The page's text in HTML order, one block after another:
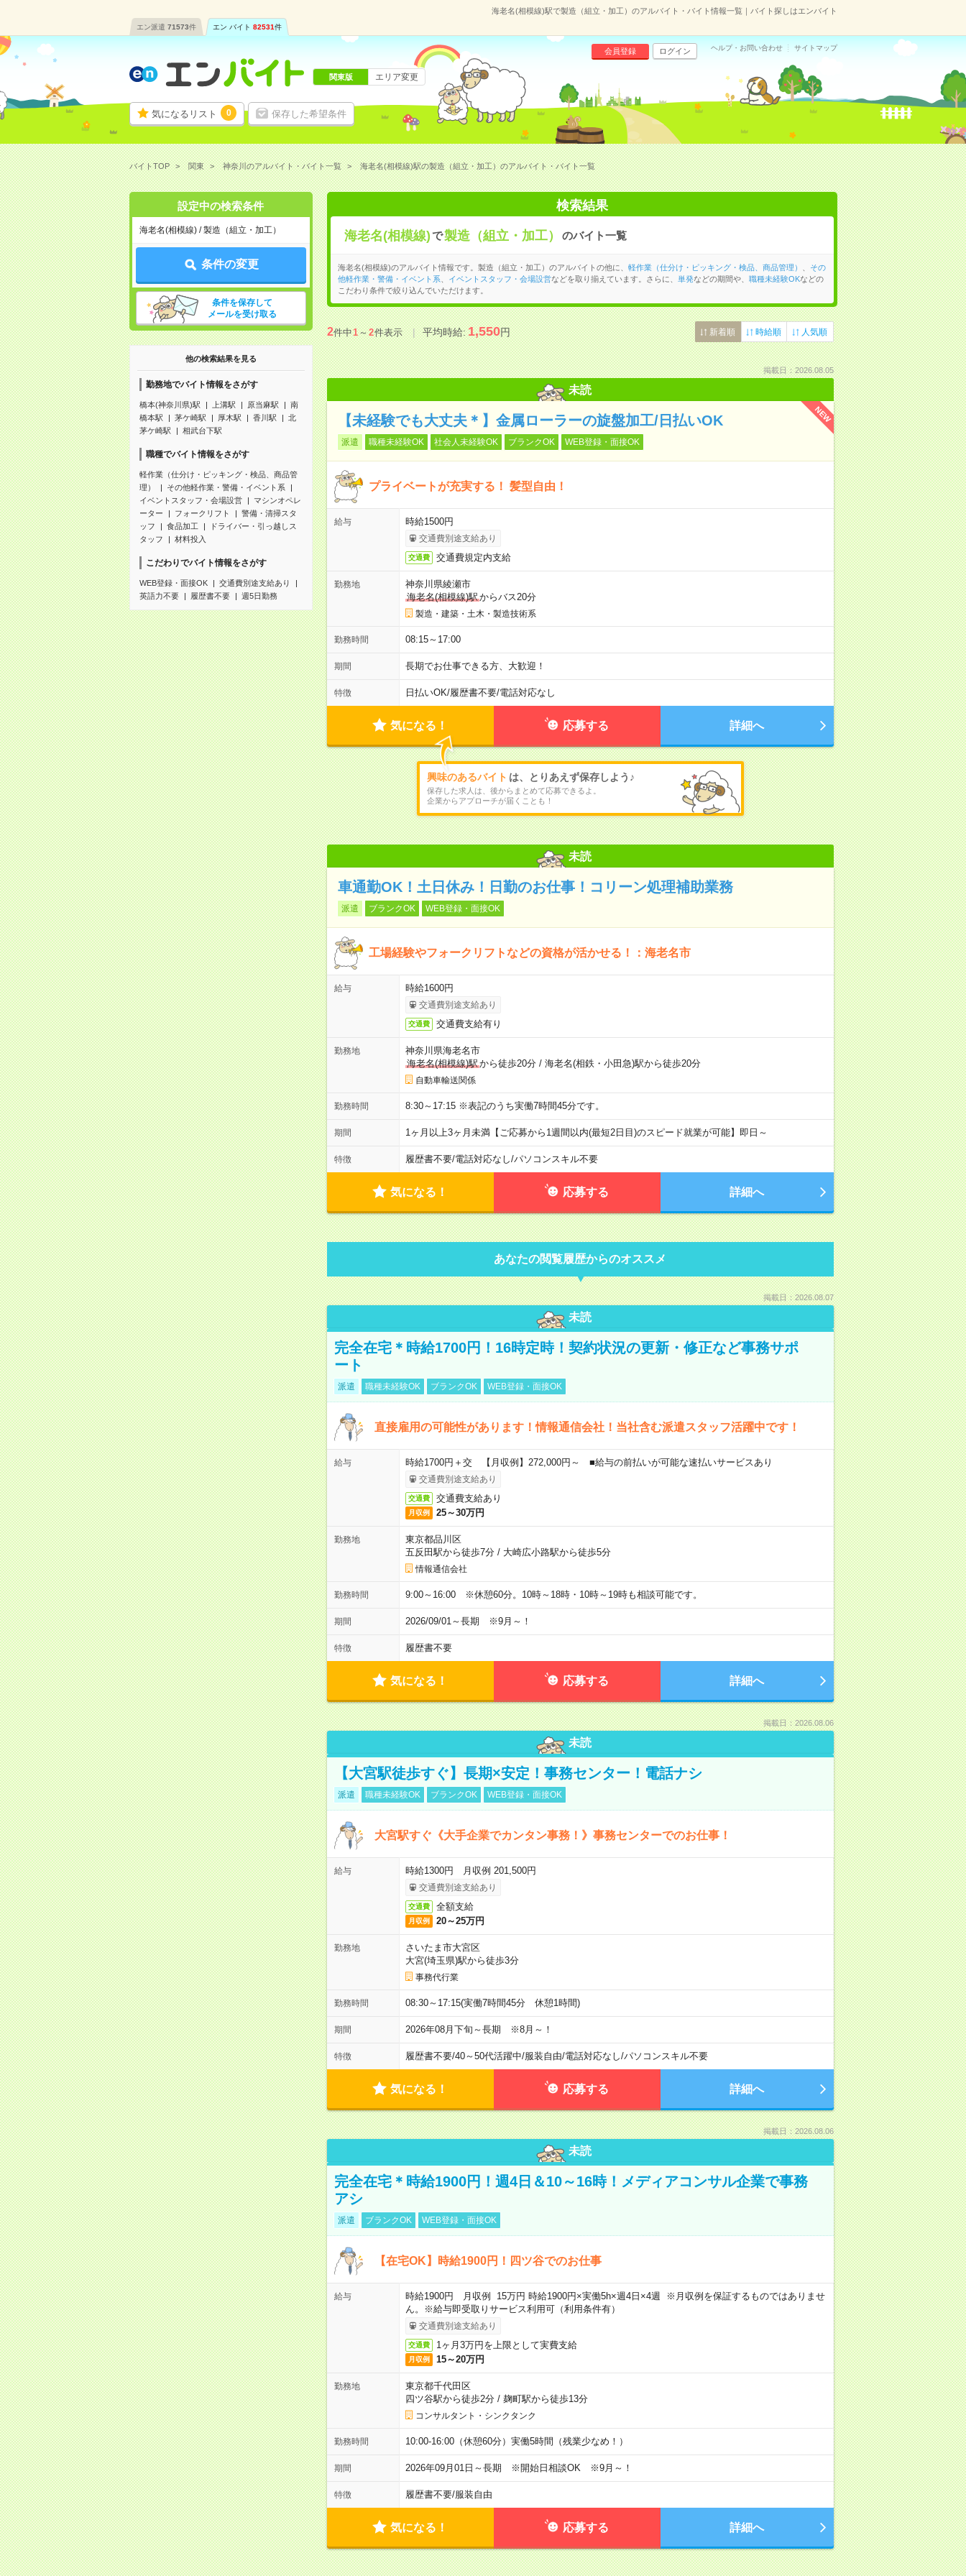
海老名(相模線)駅で製造（組立・加工）のアルバイト・バイト情報一覧｜バイト探しはエンバイト
エン派遣 71573件 エン バイト 82531件
気になるリスト 0 保存した希望条件
会員登録 ログイン ヘルプ・お問い合わせ サイトマップ
関東版 エリア変更
バイトTOP 関東 神奈川のアルバイト・バイト一覧 海老名(相模線)駅の製造（組立・加工）のアルバイト・バイト一覧
設定中の検索条件
海老名(相模線) / 製造（組立・加工）
条件の変更
条件を保存して
メールを受け取る
他の検索結果を見る
勤務地でバイト情報をさがす
橋本(神奈川県)駅 上溝駅 原当麻駅
南
橋本駅
茅ケ崎駅 厚木駅 香川駅
北
茅ケ崎駅
相武台下駅
職種でバイト情報をさがす
軽作業（仕分け・ピッキング・検品、商品管
理）
その他軽作業・警備・イベント系
イベントスタッフ・会場設営
マシンオペレ
ーター
フォークリフト
警備・清掃スタ
ッフ
食品加工
ドライバー・引っ越しス
タッフ
材料投入
こだわりでバイト情報をさがす
WEB登録・面接OK
交通費別途支給あり
英語力不要
履歴書不要 週5日勤務
検索結果
海老名(相模線)で製造（組立・加工） のバイト一覧
海老名(相模線)のアルバイト情報です。製造（組立・加工）のアルバイトの他に、 軽作業（仕分け・ピッキング・検品、商品管理）
その
他軽作業・警備・イベント系
イベントスタッフ・会場設営などを取り揃えています。さらに、 単発などの期間や、 職種未経験OKなどの
こだわり条件で絞り込んでいただけます。
2件中1～2件表示 平均時給:1,550円 新着順 時給順 人気順
掲載日：2026.08.05
未読
NEW
【未経験でも大丈夫＊】金属ローラーの旋盤加工/日払いOK
派遣 職種未経験OK 社会人未経験OK ブランクOK WEB登録・面接OK
プライベートが充実する！ 髪型自由！
給与 時給1500円
交通費別途支給あり
交通費 交通費規定内支給
勤務地
神奈川県綾瀬市
海老名(相模線)駅からバス20分
製造・建築・土木・製造技術系
勤務時間 08:15～17:00
期間 長期でお仕事できる方、大歓迎！
特徴 日払いOK/履歴書不要/電話対応なし
気になる！ 応募する 詳細へ
興味のあるバイト は、とりあえず保存しよう♪
保存した求人は、後からまとめて応募できるよ。
企業からアプローチが届くことも！
未読
車通勤OK！土日休み！日勤のお仕事！コリーン処理補助業務
派遣 ブランクOK WEB登録・面接OK
工場経験やフォークリフトなどの資格が活かせる！：海老名市
給与 時給1600円
交通費別途支給あり
交通費 交通費支給有り
勤務地
神奈川県海老名市
海老名(相模線)駅から徒歩20分/ 海老名(相鉄・小田急)駅から徒歩20分
自動車輸送関係
勤務時間 8:30～17:15 ※表記のうち実働7時間45分です。
期間 1ヶ月以上3ヶ月未満【ご応募から1週間以内(最短2日目)のスピード就業が可能】即日～
特徴 履歴書不要/電話対応なし/パソコンスキル不要
気になる！ 応募する 詳細へ
あなたの閲覧履歴からのオススメ
掲載日：2026.08.07
未読
完全在宅＊時給1700円！16時定時！契約状況の更新・修正など事務サポ
ート
派遣 職種未経験OK ブランクOK WEB登録・面接OK
直接雇用の可能性があります！情報通信会社！当社含む派遣スタッフ活躍中です！
給与 時給1700円＋交 【月収例】272,000円～ ■給与の前払いが可能な速払いサービスあり
交通費別途支給あり
交通費 交通費支給あり
月収例 25～30万円
勤務地
東京都品川区
五反田駅から徒歩7分/ 大崎広小路駅から徒歩5分
情報通信会社
勤務時間 9:00～16:00 ※休憩60分。10時～18時・10時～19時も相談可能です。
期間 2026/09/01～長期 ※9月～！
特徴 履歴書不要
気になる！ 応募する 詳細へ
掲載日：2026.08.06
未読
【大宮駅徒歩すぐ】長期×安定！事務センター！電話ナシ
派遣 職種未経験OK ブランクOK WEB登録・面接OK
大宮駅すぐ《大手企業でカンタン事務！》事務センターでのお仕事！
給与 時給1300円 月収例 201,500円
交通費別途支給あり
交通費 全額支給
月収例 20～25万円
勤務地
さいたま市大宮区
大宮(埼玉県)駅から徒歩3分
事務代行業
勤務時間 08:30～17:15(実働7時間45分 休憩1時間)
期間 2026年08月下旬～長期 ※8月～！
特徴 履歴書不要/40～50代活躍中/服装自由/電話対応なし/パソコンスキル不要
気になる！ 応募する 詳細へ
掲載日：2026.08.06
未読
完全在宅＊時給1900円！週4日＆10～16時！メディアコンサル企業で事務
アシ
派遣 ブランクOK WEB登録・面接OK
【在宅OK】時給1900円！四ツ谷でのお仕事
給与
時給1900円 月収例 15万円 時給1900円×実働5h×週4日×4週 ※月収例を保証するものではありませ
ん。※給与即受取りサービス利用可（利用条件有）
交通費別途支給あり
交通費 1ヶ月3万円を上限として実費支給
月収例 15～20万円
勤務地
東京都千代田区
四ツ谷駅から徒歩2分/ 麹町駅から徒歩13分
コンサルタント・シンクタンク
勤務時間 10:00-16:00（休憩60分）実働5時間（残業少なめ！）
期間 2026年09月01日～長期 ※開始日相談OK ※9月～！
特徴 履歴書不要/服装自由
気になる！ 応募する 詳細へ